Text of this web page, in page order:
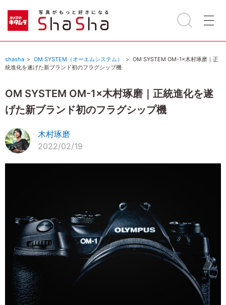
shasha OM SYSTEM（オーエムシステム）
OM SYSTEM OM-1×木村琢磨｜正
統進化を遂げた新ブランド初のフラグシップ機
OM SYSTEM OM-1×木村琢磨｜正統進化を遂
げた新ブランド初のフラグシップ機
木村琢磨
2022/02/19